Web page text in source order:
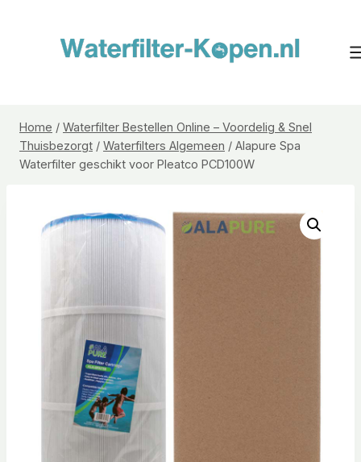
Home / Waterfilter Bestellen Online – Voordelig & Snel
Thuisbezorgt / Waterfilters Algemeen / Alapure Spa
Waterfilter geschikt voor Pleatco PCD100W